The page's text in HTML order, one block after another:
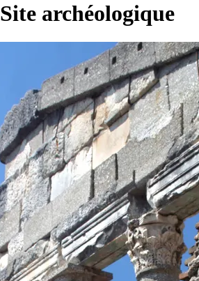
Site archéologique